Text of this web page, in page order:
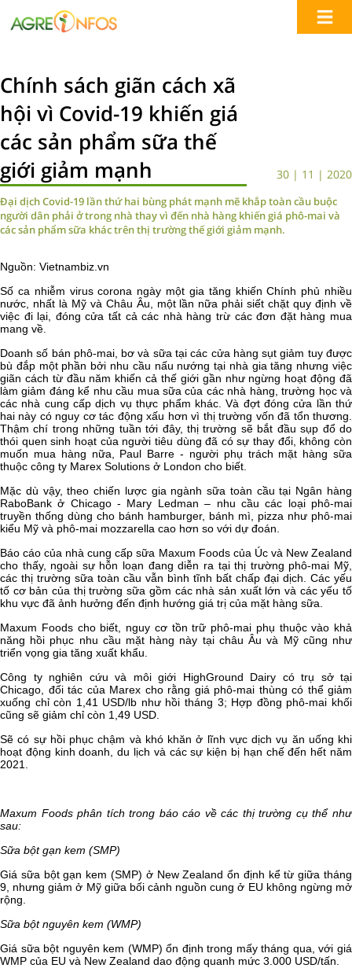
Chính sách giãn cách xã
hội vì Covid-19 khiến giá
các sản phẩm sữa thế
giới giảm mạnh
30 | 11 | 2020
Đại dịch Covid-19 lần thứ hai bùng phát mạnh mẽ khắp toàn cầu buộc
người dân phải ở trong nhà thay vì đến nhà hàng khiến giá phô-mai và
các sản phẩm sữa khác trên thị trường thế giới giảm mạnh.
Nguồn: Vietnambiz.vn
Số ca nhiễm virus corona ngày một gia tăng khiến Chính phủ nhiều
nước, nhất là Mỹ và Châu Âu, một lần nữa phải siết chặt quy định về
việc đi lại, đóng cửa tất cả các nhà hàng trừ các đơn đặt hàng mua
mang về.
Doanh số bán phô-mai, bơ và sữa tại các cửa hàng sụt giảm tuy được
bù đắp một phần bởi nhu cầu nấu nướng tại nhà gia tăng nhưng việc
giãn cách từ đầu năm khiến cả thế giới gần như ngừng hoạt động đã
làm giảm đáng kể nhu cầu mua sữa của các nhà hàng, trường học và
các nhà cung cấp dịch vụ thực phẩm khác. Và đợt đóng cửa lần thứ
hai này có nguy cơ tác động xấu hơn vì thị trường vốn đã tổn thương.
Thậm chí trong những tuần tới đây, thị trường sẽ bắt đầu sụp đổ do
thói quen sinh hoạt của người tiêu dùng đã có sự thay đổi, không còn
muốn mua hàng nữa, Paul Barre - người phụ trách mặt hàng sữa
thuộc công ty Marex Solutions ở London cho biết.
Mặc dù vậy, theo chiến lược gia ngành sữa toàn cầu tại Ngân hàng
RaboBank ở Chicago - Mary Ledman – nhu cầu các loại phô-mai
truyền thống dùng cho bánh hamburger, bánh mì, pizza như phô-mai
kiểu Mỹ và phô-mai mozzarella cao hơn so với dự đoán.
Báo cáo của nhà cung cấp sữa Maxum Foods của Úc và New Zealand
cho thấy, ngoài sự hỗn loạn đang diễn ra tại thị trường phô-mai Mỹ,
các thị trường sữa toàn cầu vẫn bình tĩnh bất chấp đại dịch. Các yếu
tố cơ bản của thị trường sữa gồm các nhà sản xuất lớn và các yếu tố
khu vực đã ảnh hưởng đến định hướng giá trị của mặt hàng sữa.
Maxum Foods cho biết, nguy cơ tồn trữ phô-mai phụ thuộc vào khả
năng hồi phục nhu cầu mặt hàng này tại châu Âu và Mỹ cũng như
triển vọng gia tăng xuất khẩu.
Công ty nghiên cứu và môi giới HighGround Dairy có trụ sở tại
Chicago, đối tác của Marex cho rằng giá phô-mai thùng có thể giảm
xuống chỉ còn 1,41 USD/lb như hồi tháng 3; Hợp đồng phô-mai khối
cũng sẽ giảm chỉ còn 1,49 USD.
Sẽ có sự hồi phục chậm và khó khăn ở lĩnh vực dịch vụ ăn uống khi
hoạt động kinh doanh, du lịch và các sự kiện bị hạn chế đến hết năm
2021.
Maxum Foods phân tích trong báo cáo về các thị trường cụ thể như
sau:
Sữa bột gạn kem (SMP)
Giá sữa bột gạn kem (SMP) ở New Zealand ổn định kể từ giữa tháng
9, nhưng giảm ở Mỹ giữa bối cảnh nguồn cung ở EU không ngừng mở
rộng.
Sữa bột nguyên kem (WMP)
Giá sữa bột nguyên kem (WMP) ổn định trong mấy tháng qua, với giá
WMP của EU và New Zealand dao động quanh mức 3.000 USD/tấn.